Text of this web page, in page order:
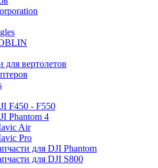
для вертолетов
F450 - F550
Phantom 4
Air
Pro
для DJI Phantom
для DJI S800